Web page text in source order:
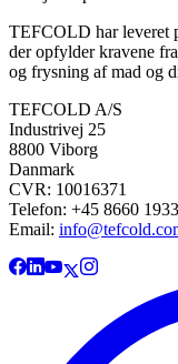
TEFCOLD har leveret
der opfylder kravene
og frysning af mad og
TEFCOLD A/S
Industrivej 25
8800 Viborg
Danmark
CVR: 10016371
Telefon: +45 8660 1933
Email: